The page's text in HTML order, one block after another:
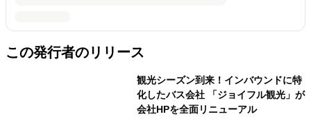
この発行者のリリース
観光シーズン到来！インバウンドに特
化したバス会社 「ジョイフル観光」が
会社HPを全面リニューアル